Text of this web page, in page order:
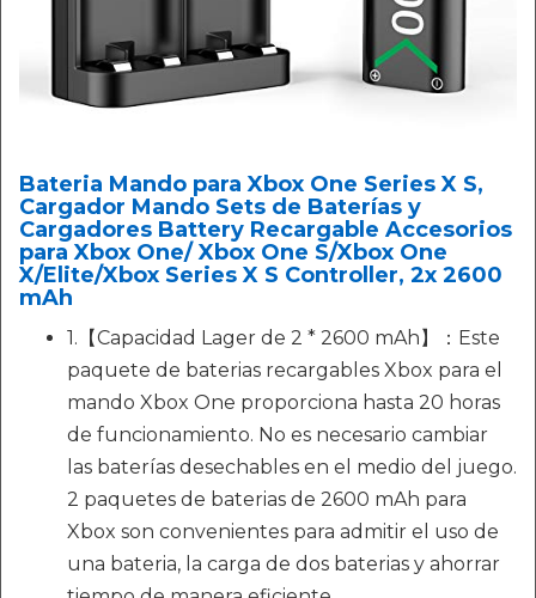
Bateria Mando para Xbox One Series X S,
Cargador Mando Sets de Baterías y
Cargadores Battery Recargable Accesorios
para Xbox One/ Xbox One S/Xbox One
X/Elite/Xbox Series X S Controller, 2x 2600
mAh
1.【Capacidad Lager de 2 * 2600 mAh】：Este
paquete de baterias recargables Xbox para el
mando Xbox One proporciona hasta 20 horas
de funcionamiento. No es necesario cambiar
las baterías desechables en el medio del juego.
2 paquetes de baterias de 2600 mAh para
Xbox son convenientes para admitir el uso de
una bateria, la carga de dos baterias y ahorrar